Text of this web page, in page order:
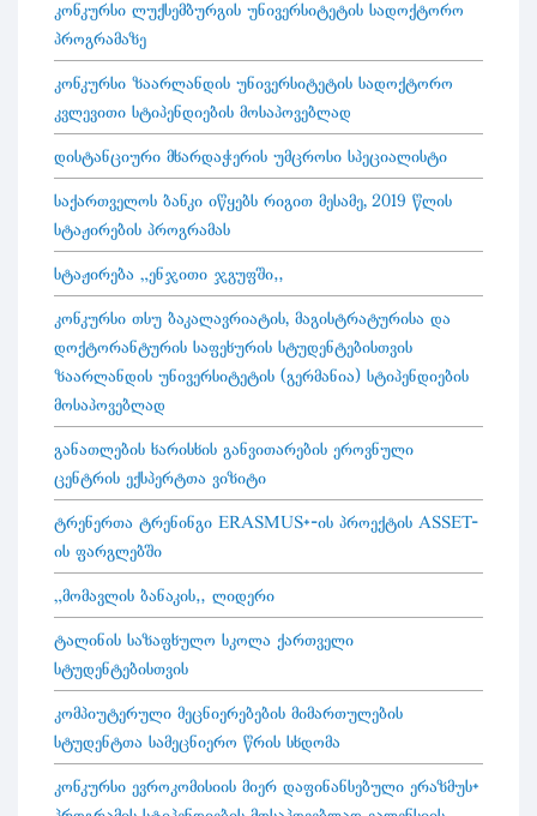
კონკურსი ლუქსემბურგის უნივერსიტეტის სადოქტორო
პროგრამაზე
კონკურსი ზაარლანდის უნივერსიტეტის სადოქტორო
კვლევითი სტიპენდიების მოსაპოვებლად
დისტანციური მხარდაჭერის უმცროსი სპეციალისტი
საქართველოს ბანკი იწყებს რიგით მესამე, 2019 წლის
სტაჟირების პროგრამას
სტაჟირება „ენჯითი ჯგუფში“
კონკურსი თსუ ბაკალავრიატის, მაგისტრატურისა და
დოქტორანტურის საფეხურის სტუდენტებისთვის
ზაარლანდის უნივერსიტეტის (გერმანია) სტიპენდიების
მოსაპოვებლად
განათლების ხარისხის განვითარების ეროვნული
ცენტრის ექსპერტთა ვიზიტი
ტრენერთა ტრენინგი ERASMUS+-ის პროექტის ASSET-
ის ფარგლებში
„მომავლის ბანაკის“ ლიდერი
ტალინის საზაფხულო სკოლა ქართველი
სტუდენტებისთვის
კომპიუტერული მეცნიერებების მიმართულების
სტუდენტთა სამეცნიერო წრის სხდომა
კონკურსი ევროკომისიის მიერ დაფინანსებული ერაზმუს+